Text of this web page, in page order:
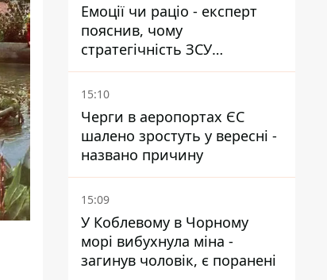
Емоції чи раціо - експерт
пояснив, чому
стратегічність ЗСУ
важливіша за емоційні
атаки РФ
15:10
Черги в аеропортах ЄС
шалено зростуть у вересні -
названо причину
15:09
У Коблевому в Чорному
морі вибухнула міна -
загинув чоловік, є поранені